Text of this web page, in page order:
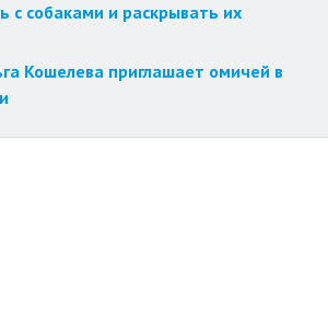
с собаками и раскрывать их
Кошелева приглашает омичей в